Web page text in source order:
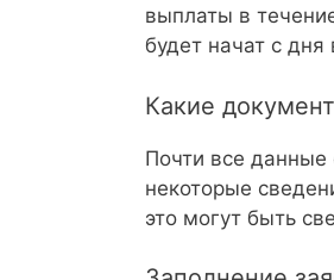
выплаты в
будет начат с
Какие
Почти все
некоторые
это могут быть